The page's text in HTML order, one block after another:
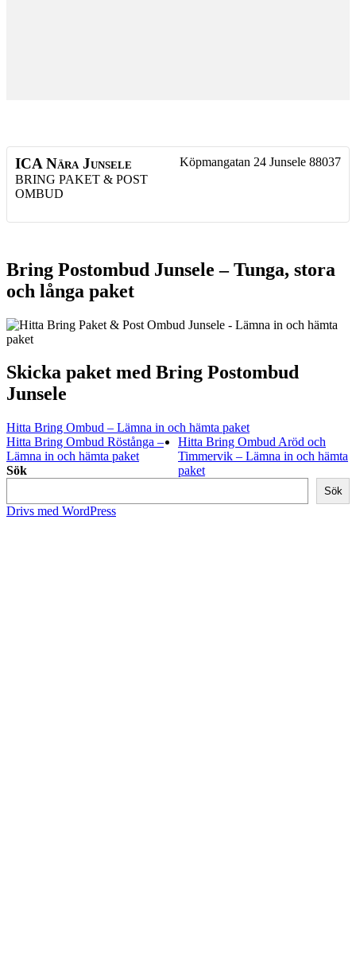
ICA Nära Junsele
BRING PAKET & POST
OMBUD
Köpmangatan 24 Junsele 88037
Bring Postombud Junsele – Tunga, stora
och långa paket
Skicka paket med Bring Postombud
Junsele
Hitta Bring Ombud – Lämna in och hämta paket
Hitta Bring Ombud Röstånga –
Lämna in och hämta paket
Hitta Bring Ombud Aröd och
Timmervik – Lämna in och hämta
paket
Sök
Sök
Drivs med WordPress